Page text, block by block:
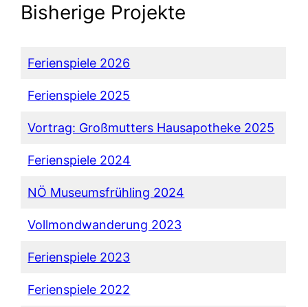
Bisherige Projekte
Ferienspiele 2026
Ferienspiele 2025
Vortrag: Großmutters Hausapotheke 2025
Ferienspiele 2024
NÖ Museumsfrühling 2024
Vollmondwanderung 2023
Ferienspiele 2023
Ferienspiele 2022